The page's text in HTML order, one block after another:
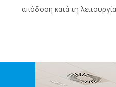
απόδοση κατά τη